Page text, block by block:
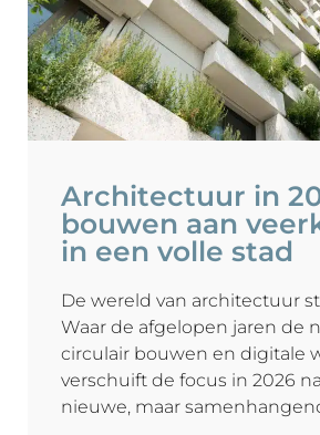
Architectuur in
bouwen aan
in een volle stad
De wereld van architectuur
Waar de afgelopen jaren de
circulair bouwen en digitale
verschuift de focus in 2026
nieuwe, maar